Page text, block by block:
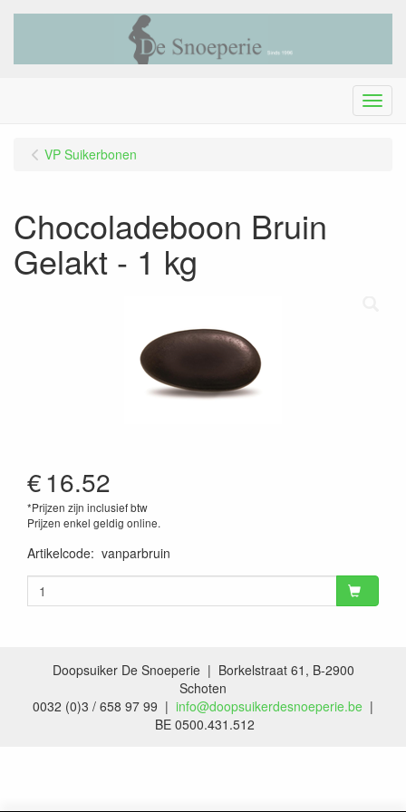
Menu
VP Suikerbonen
Chocoladeboon Bruin
Gelakt - 1 kg
€16.52
*Prijzen zijn inclusief btw
Prijzen enkel geldig online.
Artikelcode: vanparbruin
Doopsuiker De Snoeperie | Borkelstraat 61, B-2900
Schoten
0032 (0)3 / 658 97 99 | info@doopsuikerdesnoeperie.be |
BE 0500.431.512